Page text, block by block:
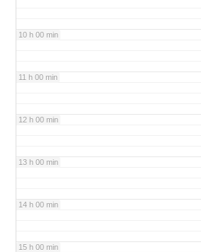
10 h 00 min
11 h 00 min
12 h 00 min
13 h 00 min
14 h 00 min
15 h 00 min